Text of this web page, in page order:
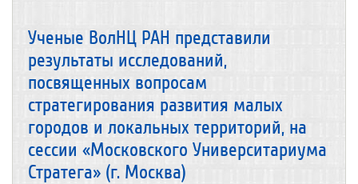
Ученые ВолНЦ РАН представили
результаты исследований,
посвященных вопросам
стратегирования развития малых
городов и локальных территорий, на
сессии «Московского Университариума
Стратега» (г. Москва)